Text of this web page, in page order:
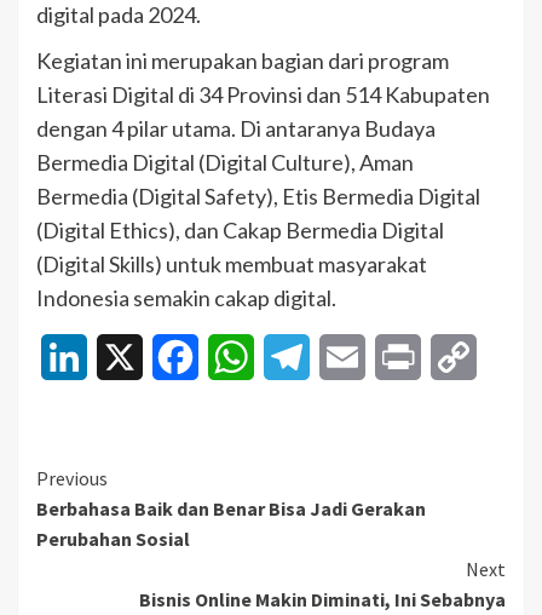
digital pada 2024.
Kegiatan ini merupakan bagian dari program
Literasi Digital di 34 Provinsi dan 514 Kabupaten
dengan 4 pilar utama. Di antaranya Budaya
Bermedia Digital (Digital Culture), Aman
Bermedia (Digital Safety), Etis Bermedia Digital
(Digital Ethics), dan Cakap Bermedia Digital
(Digital Skills) untuk membuat masyarakat
Indonesia semakin cakap digital.
LinkedIn FacebookWhatsAppTelegramEmail Print
Continue
Reading
Previous
Berbahasa Baik dan Benar Bisa Jadi Gerakan
Perubahan Sosial
Next
Bisnis Online Makin Diminati, Ini Sebabnya